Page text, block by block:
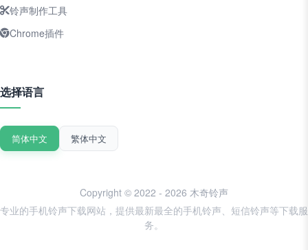
铃声制作工具
Chrome插件
选择语言
简体中文 繁体中文
Copyright © 2022 - 2026 木奇铃声
专业的手机铃声下载网站，提供最新最全的手机铃声、短信铃声等下载服
务。